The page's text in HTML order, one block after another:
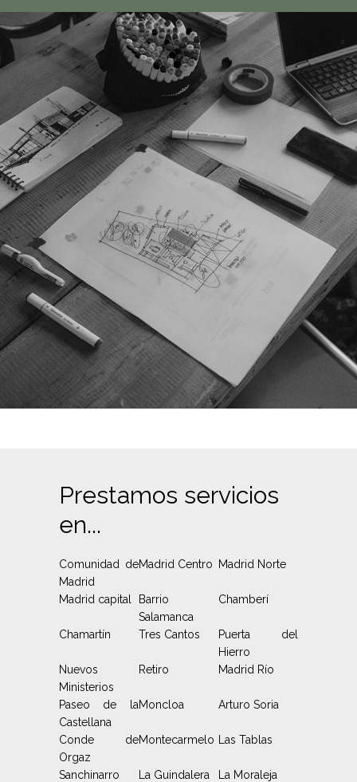
Prestamos servicios
en...
Comunidad de
Madrid
Madrid Centro Madrid Norte
Madrid capital
Barrio
Salamanca
Chamberí
Chamartín Tres Cantos
Puerta del
Hierro
Nuevos
Ministerios
Retiro Madrid Río
Paseo de la
Castellana
Moncloa Arturo Soria
Conde de
Orgaz
Montecarmelo Las Tablas
Sanchinarro La Guindalera
La Moraleja